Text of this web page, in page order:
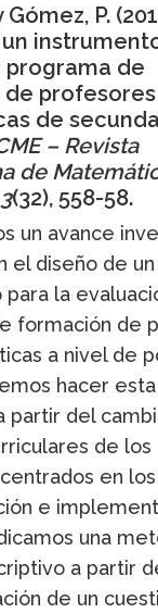
Gómez, P.
programa de
de
– Revista
de
3(32), 558-58.
un avance
el diseño de un
la
formación de
a nivel de
hacer esta
partir del
de los
en
e
una
a partir
de un